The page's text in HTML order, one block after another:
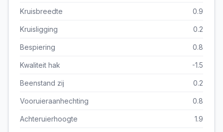
Kruisbreedte 0.9
Kruisligging 0.2
Bespiering 0.8
Kwaliteit hak -1.5
Beenstand zij 0.2
Vooruieraanhechting 0.8
Achteruierhoogte 1.9